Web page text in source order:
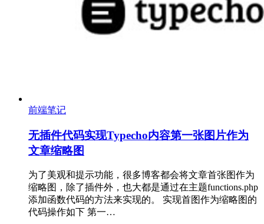
前端笔记
无插件代码实现Typecho内容第一张图片作为
文章缩略图
为了美观和提示功能，很多博客都会将文章首张图作为
缩略图，除了插件外，也大都是通过在主题functions.php
添加函数代码的方法来实现的。 实现首图作为缩略图的
代码操作如下 第一…